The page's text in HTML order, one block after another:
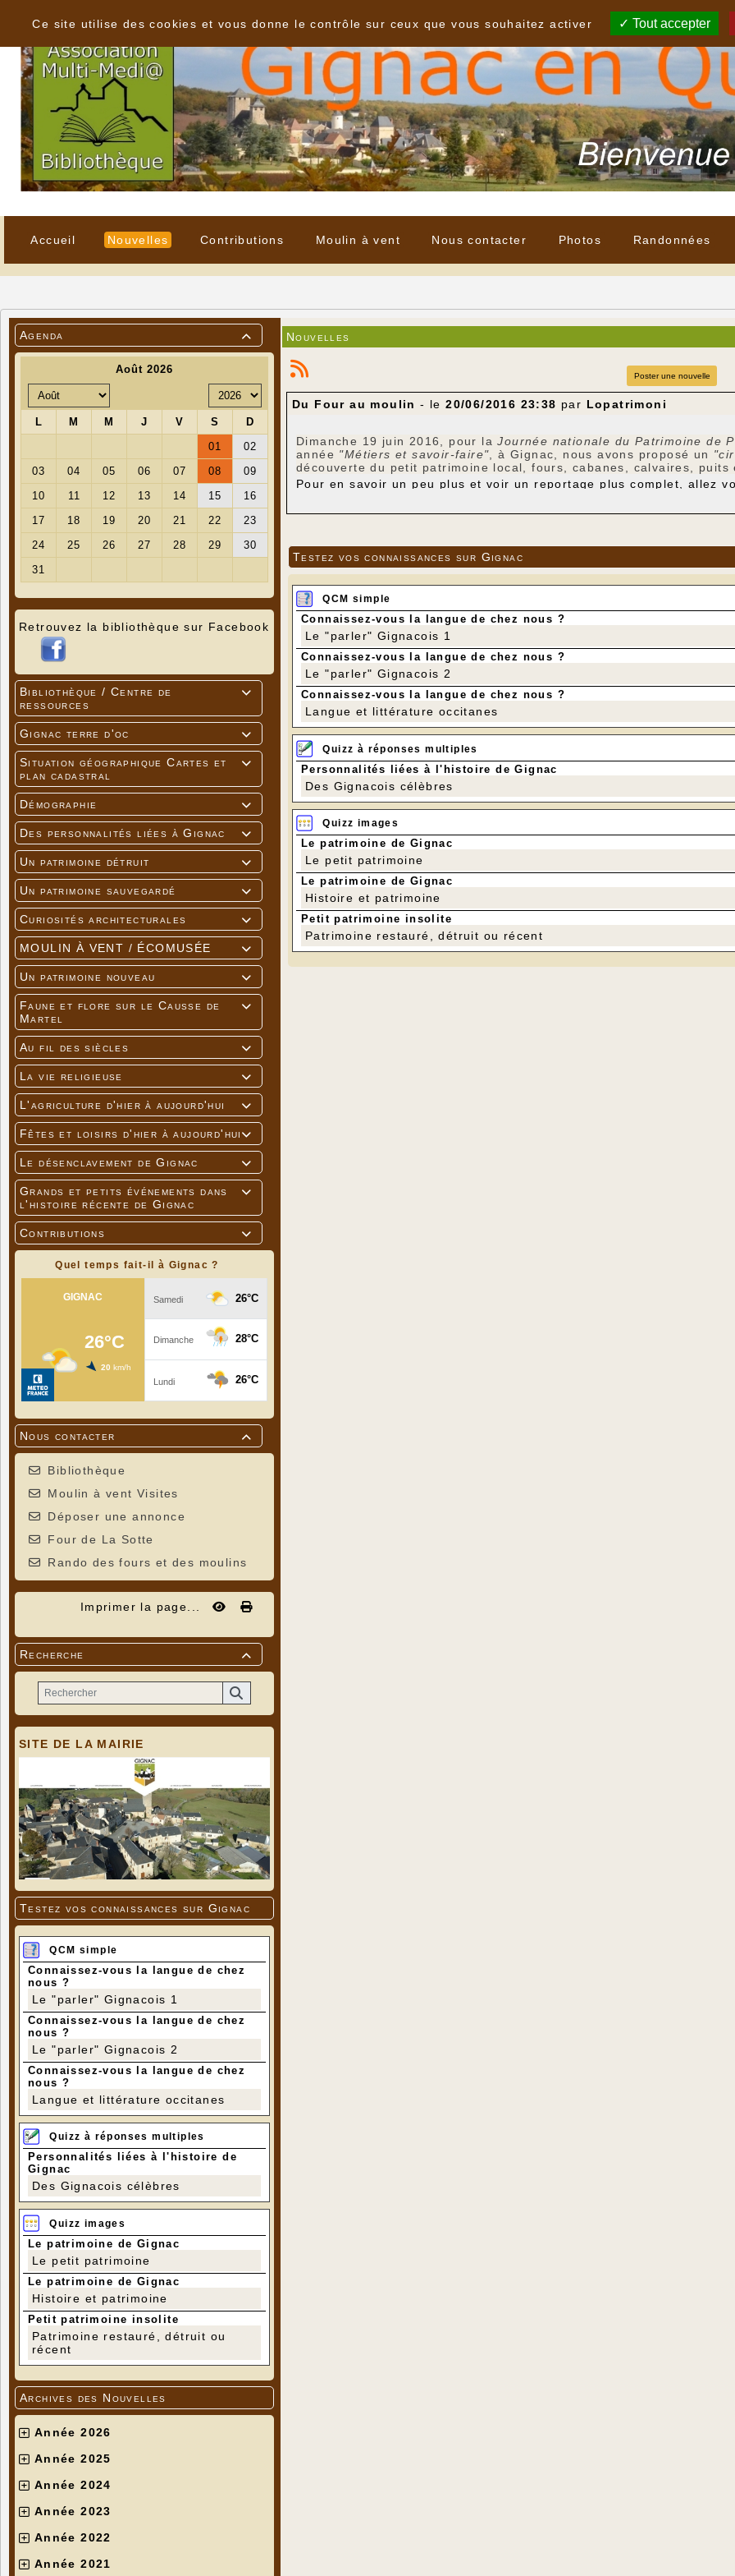
Accueil Nouvelles Contributions Moulin à vent Nous contacter Photos Randonnées

Agenda
Retrouvez la bibliothèque sur Facebook

Bibliothèque / Centre de
ressources

Gignac terre d'oc

Situation géographique Cartes et
plan cadastral

Démographie

Des personnalités liées à Gignac

Un patrimoine détruit

Un patrimoine sauvegardé

Curiosités architecturales

MOULIN À VENT / ÉCOMUSÉE

Un patrimoine nouveau

Faune et flore sur le Causse de
Martel

Au fil des siècles

La vie religieuse

L'agriculture d'hier à aujourd'hui

Fêtes et loisirs d'hier à aujourd'hui

Le désenclavement de Gignac

Grands et petits événements dans
l'histoire récente de Gignac

Contributions
Quel temps fait-il à Gignac ?

Nous contacter
Bibliothèque
Moulin à vent Visites
Déposer une annonce
Four de La Sotte
Rando des fours et des moulins
Imprimer la page...

Recherche
SITE DE LA MAIRIE
Testez vos connaissances sur Gignac
QCM simple
Connaissez-vous la langue de chez
nous ?
Le "parler" Gignacois 1
Connaissez-vous la langue de chez
nous ?
Le "parler" Gignacois 2
Connaissez-vous la langue de chez
nous ?
Langue et littérature occitanes
Quizz à réponses multiples
Personnalités liées à l'histoire de
Gignac
Des Gignacois célèbres
Quizz images
Le patrimoine de Gignac
Le petit patrimoine
Le patrimoine de Gignac
Histoire et patrimoine
Petit patrimoine insolite
Patrimoine restauré, détruit ou
récent
Archives des Nouvelles
Année 2026
Année 2025
Année 2024
Année 2023
Année 2022
Année 2021
Nouvelles
Poster une nouvelle
Du Four au moulin - le20/06/2016 23:38 par Lopatrimoni
Dimanche 19 juin 2016, pour laJournée nationale du Patrimoine de
année "Métiers et savoir-faire" , à Gignac, nous avons proposé un
découverte du petit patrimoine local, fours, cabanes, calvaires,
Pour en savoir un peu plus et voir un reportage plus complet, allez
Testez vos connaissances sur Gignac
QCM simple
Connaissez-vous la langue de chez nous ?
Le "parler" Gignacois 1
Connaissez-vous la langue de chez nous ?
Le "parler" Gignacois 2
Connaissez-vous la langue de chez nous ?
Langue et littérature occitanes
Quizz à réponses multiples
Personnalités liées à l'histoire de Gignac
Des Gignacois célèbres
Quizz images
Le patrimoine de Gignac
Le petit patrimoine
Le patrimoine de Gignac
Histoire et patrimoine
Petit patrimoine insolite
Patrimoine restauré, détruit ou récent
Ce site utilise des cookies et vous donne le contrôle sur ceux que vous souhaitez activer
Tout accepter